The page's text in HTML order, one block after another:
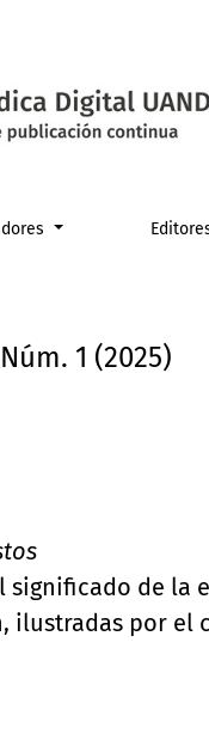
1 (2025)
significado de la
por el